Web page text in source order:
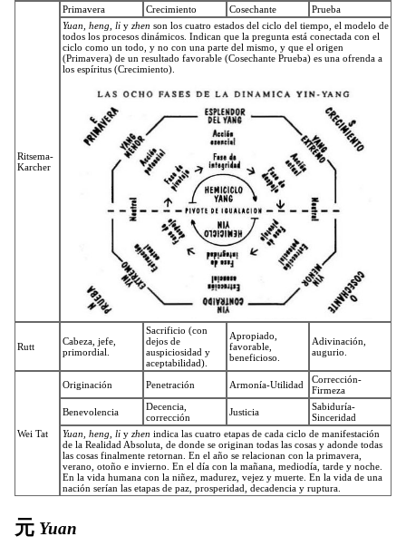
Ritsema-
Karcher
Primavera Crecimiento Cosechante
Prueba
Yuan, heng, li y zhen son los cuatro estados del ciclo del tiempo, el modelo de
todos los procesos dinámicos. Indican que la pregunta está conectada con el
ciclo como un todo, y no con una parte del mismo, y que el origen
(Primavera) de un resultado favorable (Cosechante Prueba) es una ofrenda a
los espíritus (Crecimiento).
Rutt
Cabeza, jefe,
primordial.
Sacrificio (con
dejos de
auspiciosidad y
aceptabilidad).
Apropiado,
favorable,
beneficioso.
Adivinación,
augurio.
Wei Tat
Originación Penetración Armonía-Utilidad
Corrección-
Firmeza
Benevolencia
Decencia,
corrección
Justicia
Sabiduría-
Sinceridad
Yuan, heng, li y zhen indica las cuatro etapas de cada ciclo de manifestación
de la Realidad Absoluta, de donde se originan todas las cosas y adonde todas
las cosas finalmente retornan. En el año se relacionan con la primavera,
verano, otoño e invierno. En el día con la mañana, mediodía, tarde y noche.
En la vida humana con la niñez, madurez, vejez y muerte. En la vida de una
nación serían las etapas de paz, prosperidad, decadencia y ruptura.
元 Yuan